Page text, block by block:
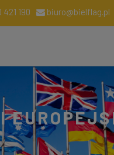
421 190 biuro@bielflag.pl